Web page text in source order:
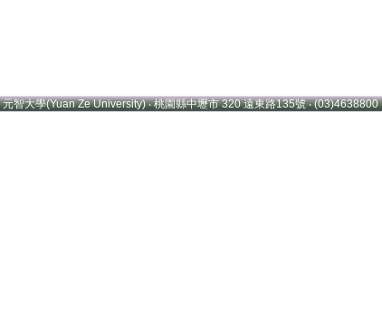
智大學(Yuan Ze University) ‧ 桃園縣中壢市 320 遠東路135號 ‧ (03)4638800